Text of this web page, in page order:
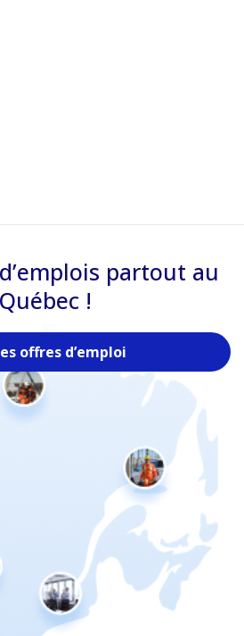
partout au
Québec !
offres d’emploi